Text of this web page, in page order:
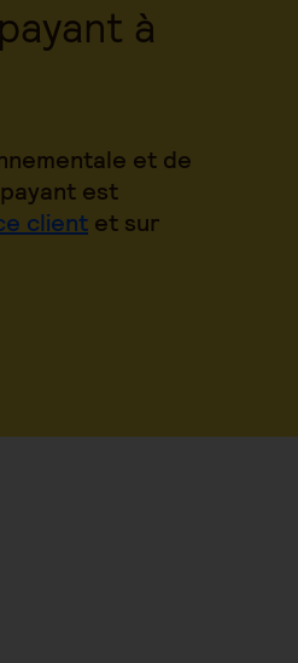
à
et de
est
client et sur